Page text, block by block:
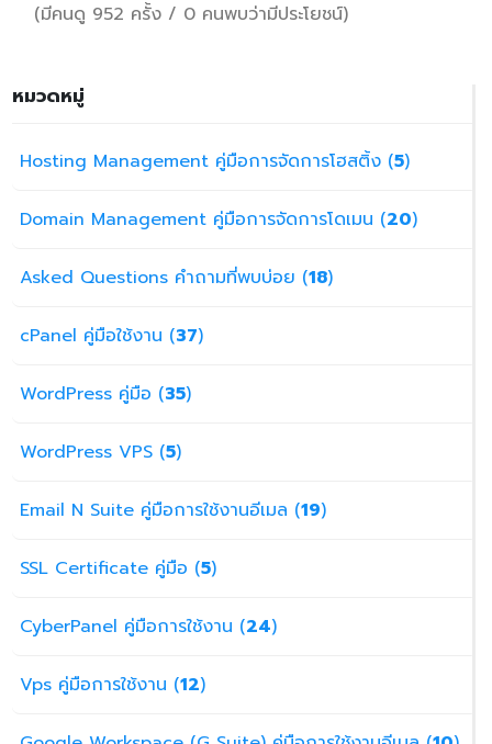
(มีคนดู 952 ครั้ง / 0 คนพบว่ามีประโยชน์)
หมวดหมู่
Hosting Management คู่มือการจัดการโฮสติ้ง (5)
Domain Management คู่มือการจัดการโดเมน (20)
Asked Questions คำถามที่พบบ่อย (18)
cPanel คู่มือใช้งาน (37)
WordPress คู่มือ (35)
WordPress VPS (5)
Email N Suite คู่มือการใช้งานอีเมล (19)
SSL Certificate คู่มือ (5)
CyberPanel คู่มือการใช้งาน (24)
Vps คู่มือการใช้งาน (12)